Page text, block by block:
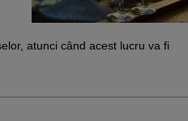
atunci când acest lucru va fi